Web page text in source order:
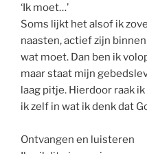
‘Ik moet…’
Soms lijkt het alsof ik
naasten, actief zijn
wat moet. Dan ben ik
maar staat mijn
laag pitje. Hierdoor raak
ik zelf in wat ik denk dat
Ontvangen en luisteren